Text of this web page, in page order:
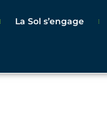
La Sol s’engage